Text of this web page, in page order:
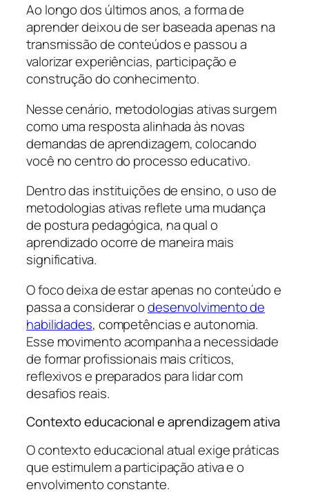
Ao longo dos últimos anos, a forma de
aprender deixou de ser baseada apenas na
transmissão de conteúdos e passou a
valorizar experiências, participação e
construção do conhecimento.
Nesse cenário, metodologias ativas surgem
como uma resposta alinhada às novas
demandas de aprendizagem, colocando
você no centro do processo educativo.
Dentro das instituições de ensino, o uso de
metodologias ativas reflete uma mudança
de postura pedagógica, na qual o
aprendizado ocorre de maneira mais
significativa.
O foco deixa de estar apenas no conteúdo e
passa a considerar odesenvolvimento de
habilidades, competências e autonomia.
Esse movimento acompanha a necessidade
de formar profissionais mais críticos,
reflexivos e preparados para lidar com
desafios reais.
Contexto educacional e aprendizagem ativa
O contexto educacional atual exige práticas
que estimulem a participação ativa e o
envolvimento constante.